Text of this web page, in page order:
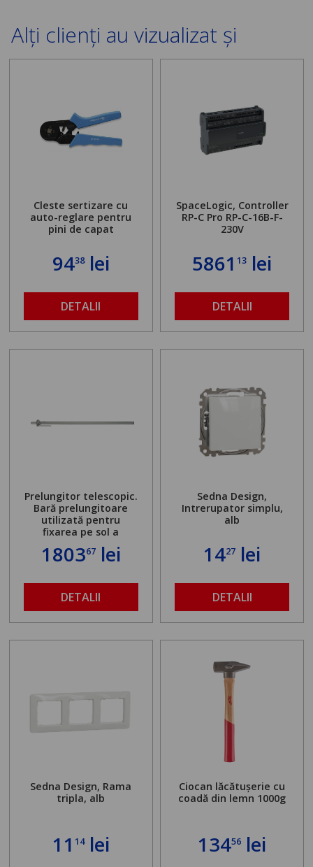
Alți clienți au vizualizat și
Cleste sertizare cu
auto-reglare pentru
pini de capat
9438lei
DETALII
SpaceLogic, Controller
RP-C Pro RP-C-16B-F-
230V
586113 lei
DETALII
Prelungitor telescopic.
Bară prelungitoare
utilizată pentru
fixarea pe sol a
găurit în locul
maximă admisă de 500
kg și înălțime reglabilă
de la 1,8 la 2,9 m
180367lei
DETALII
Sedna Design,
Intrerupator simplu,
alb
1427 lei
DETALII
Sedna Design, Rama
tripla, alb
11 14lei
Ciocan lăcătușerie cu
coadă din lemn 1000g
13456 lei